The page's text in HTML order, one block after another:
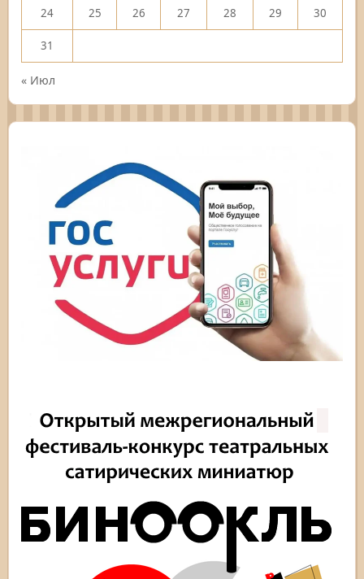
24 25 26 27 28 29 30
31
« Июл